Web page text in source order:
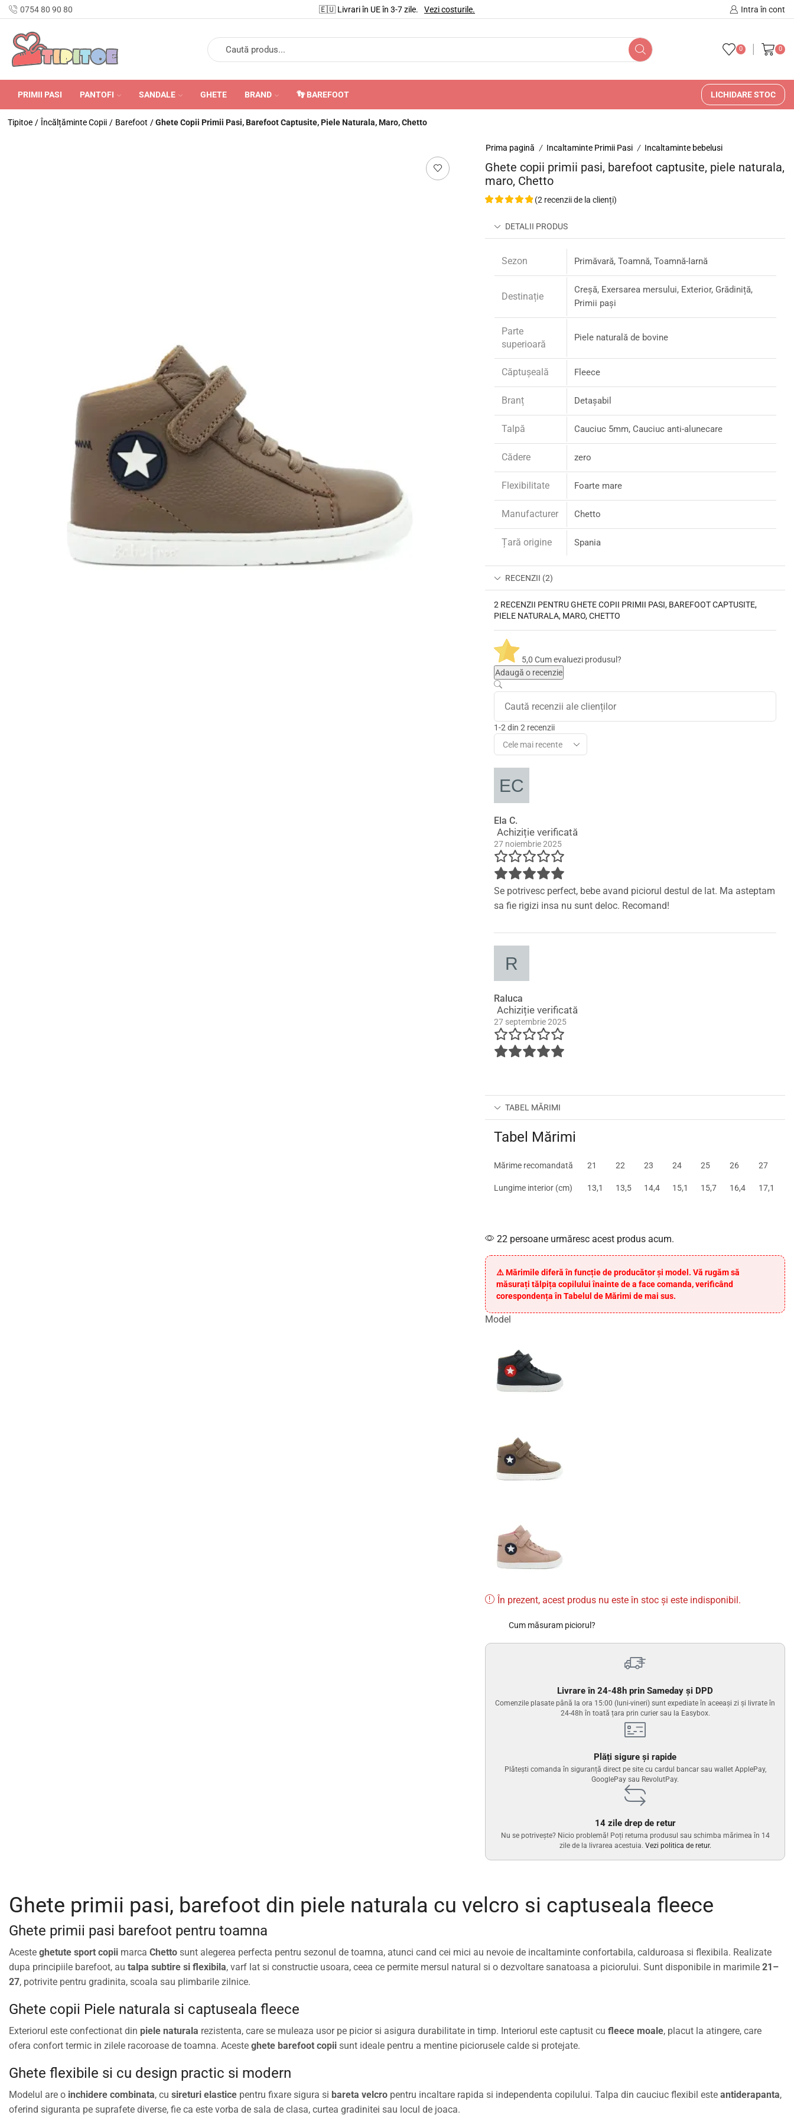
0754 80 90 80
în 24-48 de ore. 🇪🇺 Livrari în UE în 3-7 zile. Vezi costurile. 🚚 🇷🇴 Livrare înIntra în cont
0 0
PRIMII PASI PANTOFI SANDALE GHETE BRAND 👣 BAREFOOT LICHIDARE STOC
Tipitoe / Încălțăminte Copii / Barefoot /Ghete Copii Primii Pasi, Barefoot Captusite, Piele Naturala, Maro, Chetto
Prima pagină / Incaltaminte Primii Pasi / Incaltaminte bebelusi
Ghete copii primii pasi, barefoot captusite, piele naturala,
maro, Chetto
(2 recenzii de la clienți)
DETALII PRODUS
Sezon Primăvară, Toamnă, Toamnă-Iarnă
Destinație
Creșă, Exersarea mersului, Exterior, Grădiniță,
Primii pași
Parte
superioară
Piele naturală de bovine
Căptușeală Fleece
Branț Detașabil
Talpă Cauciuc 5mm, Cauciuc anti-alunecare
Cădere zero
Flexibilitate Foarte mare
Manufacturer Chetto
Țară origine Spania
RECENZII (2)
2 RECENZII PENTRUGHETE COPII PRIMII PASI, BAREFOOT CAPTUSITE,
PIELE NATURALA, MARO, CHETTO
5,0Cum evaluezi produsul?
Adaugă o recenzie
1-2 din 2 recenzii
Ela C.
Achiziție verificată
27 noiembrie 2025
Se potrivesc perfect, bebe avand piciorul destul de lat. Ma asteptam
sa fie rigizi insa nu sunt deloc. Recomand!
Raluca
Achiziție verificată
27 septembrie 2025
TABEL MĂRIMI
Tabel Mărimi
Mărime recomandată 21 22 23 24 25 26 27
Lungime interior (cm) 13,1 13,5 14,4 15,1 15,7 16,4 17,1
22 persoane urmăresc acest produs acum.
⚠️ Mărimile diferă în funcție de producător și model. Vă rugăm să
măsurați tălpița copilului înainte de a face comanda, verificând
corespondența în Tabelul de Mărimi de mai sus.
Model
În prezent, acest produs nu este în stoc și este indisponibil.
Cum măsuram piciorul?
Livrare în 24-48h prin Sameday și DPD
Comenzile plasate până la ora 15:00 (luni-vineri) sunt expediate în aceeași zi și livrate în
24-48h în toată țara prin curier sau la Easybox.
Plăți sigure și rapide
Plătești comanda în siguranță direct pe site cu cardul bancar sau wallet ApplePay,
GooglePay sau RevolutPay.
14 zile drep de retur
Nu se potrivește? Nicio problemă! Poți returna produsul sau schimba mărimea în 14
zile de la livrarea acestuia. Vezi politica de retur.
Ghete primii pasi, barefoot din piele naturala cu velcro si captuseala fleece
Ghete primii pasi barefoot pentru toamna
Aceste ghetute sport copii marca Chetto sunt alegerea perfecta pentru sezonul de toamna, atunci cand cei mici au nevoie de incaltaminte confortabila, calduroasa si flexibila. Realizate
dupa principiile barefoot, au talpa subtire si flexibila, varf lat si constructie usoara, ceea ce permite mersul natural si o dezvoltare sanatoasa a piciorului. Sunt disponibile in marimile 21–
27, potrivite pentru gradinita, scoala sau plimbarile zilnice.
Ghete copii Piele naturala si captuseala fleece
Exteriorul este confectionat din piele naturala rezistenta, care se muleaza usor pe picior si asigura durabilitate in timp. Interiorul este captusit cu fleece moale, placut la atingere, care
ofera confort termic in zilele racoroase de toamna. Aceste ghete barefoot copii sunt ideale pentru a mentine piciorusele calde si protejate.
Ghete flexibile si cu design practic si modern
Modelul are o inchidere combinata, cu sireturi elastice pentru fixare sigura si bareta velcro pentru incaltare rapida si independenta copilului. Talpa din cauciuc flexibil este antiderapanta,
oferind siguranta pe suprafete diverse, fie ca este vorba de sala de clasa, curtea gradinitei sau locul de joaca.